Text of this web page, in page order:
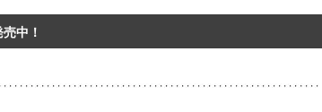
中！